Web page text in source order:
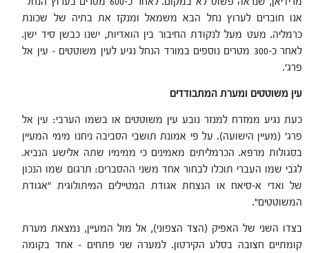
אנו חוברים לערוץ נחל הבא משמאל ומנקז את בתיה של שכונת
כרמליה. מעט מעל לנקודת החיבור בין הואדיות, ישנו כבשן סיד ישן.
לאחר כ-300 מטרים נוספים במורד הנחל נגיע לעין משוטטים – עין אל
פרג'.
עין משוטטים ומערת המתבודדים
כעת נגיע ממזרח למנזר נובע עין משוטטים או בשמו הערבי: עין אל
פרג' (מעיין הישועה). על פי אמונת תושבי הסביבה ניחנו מימי המעיין
בסגולות מרפא. הכרמליתים מאמינים כי ממימיו שתה אלישע הנביא.
לגבי שמו העברי תוכלו לבחור אחד משני ההסברים: תרגום שמו הנכון
של ואדי א-סיאח או הנצחת אגודת המטיילים המיתולוגית "אגודת
המשוטטים".
בצדו השני של האפיק (הצד הצפוני), אל מול המעיין, נמצאת מערת
קומתיים חצובה בסלע הקירטון. למערה שני פתחים – אחד בקומה